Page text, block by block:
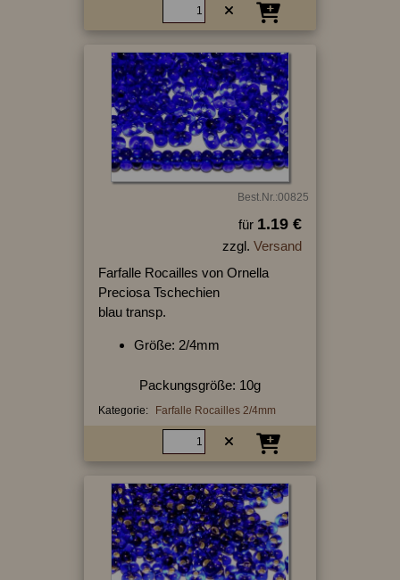
Best.Nr.:00825
für 1.19 €
zzgl. Versand
Farfalle Rocailles von Ornella
Preciosa Tschechien
blau transp.
Größe: 2/4mm
Packungsgröße: 10g
Kategorie: Farfalle Rocailles 2/4mm